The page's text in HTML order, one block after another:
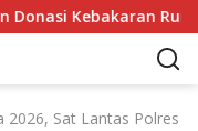
Kebakaran Rumah di
2026, Sat Lantas Polres